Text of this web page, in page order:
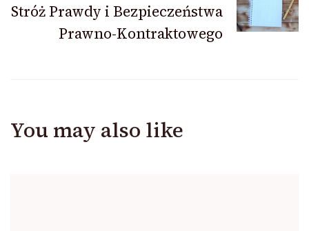
Stróż Prawdy i Bezpieczeństwa
Prawno-Kontraktowego
You may also like